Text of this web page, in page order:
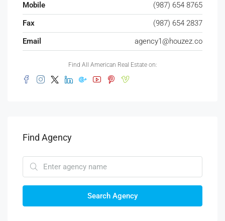
Mobile
(987) 654 8765
Fax
(987) 654 2837
Email
agency1@houzez.co
Find All American Real Estate on:
Find Agency
Search Agency